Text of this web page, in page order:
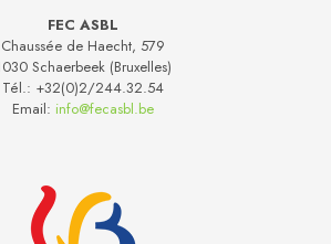
FEC ASBL
Chaussée de Haecht, 579
Schaerbeek (Bruxelles)
Tél.: +32(0)2/244.32.54
Email: info@fecasbl.be